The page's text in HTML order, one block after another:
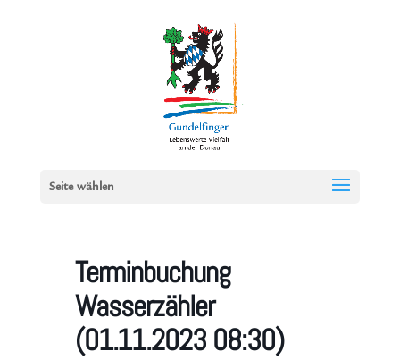
Seite wählen
Terminbuchung
Wasserzähler
(01.11.2023 08:30)